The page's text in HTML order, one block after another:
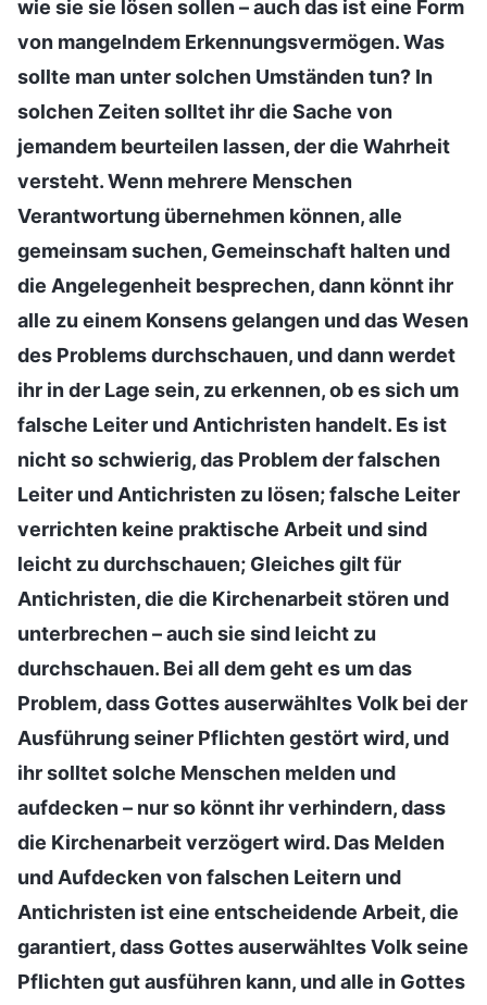
wie sie sie lösen sollen – auch das ist eine Form
von mangelndem Erkennungsvermögen. Was
sollte man unter solchen Umständen tun? In
solchen Zeiten solltet ihr die Sache von
jemandem beurteilen lassen, der die Wahrheit
versteht. Wenn mehrere Menschen
Verantwortung übernehmen können, alle
gemeinsam suchen, Gemeinschaft halten und
die Angelegenheit besprechen, dann könnt ihr
alle zu einem Konsens gelangen und das Wesen
des Problems durchschauen, und dann werdet
ihr in der Lage sein, zu erkennen, ob es sich um
falsche Leiter und Antichristen handelt. Es ist
nicht so schwierig, das Problem der falschen
Leiter und Antichristen zu lösen; falsche Leiter
verrichten keine praktische Arbeit und sind
leicht zu durchschauen; Gleiches gilt für
Antichristen, die die Kirchenarbeit stören und
unterbrechen – auch sie sind leicht zu
durchschauen. Bei all dem geht es um das
Problem, dass Gottes auserwähltes Volk bei der
Ausführung seiner Pflichten gestört wird, und
ihr solltet solche Menschen melden und
aufdecken – nur so könnt ihr verhindern, dass
die Kirchenarbeit verzögert wird. Das Melden
und Aufdecken von falschen Leitern und
Antichristen ist eine entscheidende Arbeit, die
garantiert, dass Gottes auserwähltes Volk seine
Pflichten gut ausführen kann, und alle in Gottes